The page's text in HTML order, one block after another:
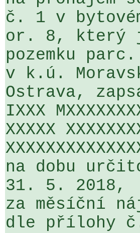
č. 1 v
or. 8, který
pozemku
v k.ú.
Ostrava,
IXXX
XXXXX
na dobu
31. 5. 2018,
za měsíční
dle přílohy č.